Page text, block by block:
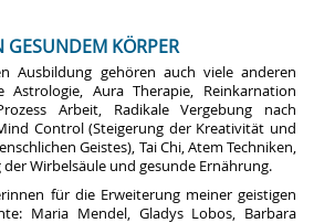
GESUNDEM KÖRPER
Ausbildung gehören auch viele anderen
Astrologie, Aura Therapie, Reinkarnation
Arbeit, Radikale Vergebung nach
Control (Steigerung der Kreativität und
Geistes), Tai Chi, Atem Techniken,
Wirbelsäule und gesunde Ernährung.
für die Erweiterung meiner geistigen
Maria Mendel, Gladys Lobos, Barbara